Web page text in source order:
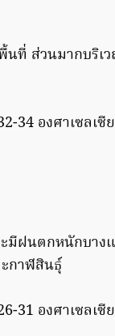
ที่ ส่วนมากบริเ
องศาเซลเซี
ฝนตกหนักบาง
กาฬสินธุ์
องศาเซลเซี